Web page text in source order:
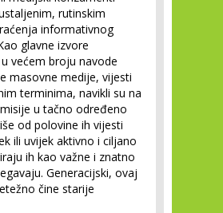
rutinskim
informativnog
glavne izvore
većem broju navode
masovne medije, vijesti
terminima, navikli su na
u tačno određeno
od polovine ih vijesti
ili uvijek aktivno i ciljano
ih kao važne i znatno
Generacijski, ovaj
čine starije